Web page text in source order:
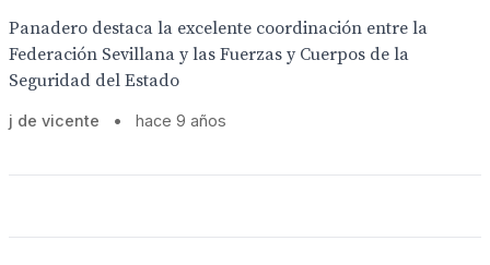
Panadero destaca la excelente coordinación entre la
Federación Sevillana y las Fuerzas y Cuerpos de la
Seguridad del Estado
j de vicente • hace 9 años